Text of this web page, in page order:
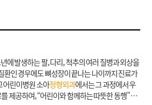
록에 대한 안내를 받으시기 바랍니다.
하여도 더 우월하거나 비슷한 치료성적을 자랑
인 질환인 발달성 고관절 탈구와 대퇴골두 무혈
료 성적들을 보고한 바 있습니다. 소아청소년의
국내 최초로 도입하여 시술하고 있습니다. 골육종
료에서도 관절과 성장 기능을 최대한 보존하며
계에 소개하였습니다. 또, 척추측만증 분야에 있
방법을 세계 최초로 보고하여, 현재 전세계에서
에 발생하는 팔, 다리, 척추의 여러 질병과 외상을
환인 경우에도 뼈성장이 끝나는 나이까지 진료가
어린이병원 소아정형외과에서는 그 과정에서 우
제공하여, “어린이와 함께하는 따뜻한 동행” 이